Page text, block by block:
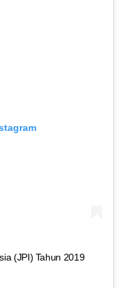
(JPI) Tahun 2019